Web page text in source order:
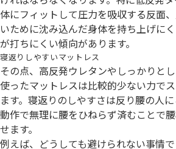
体にフィットして圧力を吸収する反面
いために沈み込んだ身体を持ち上げに
が打ちにくい傾向があります。
寝返りしやすいマットレス
その点、高反発ウレタンやしっかりと
使ったマットレスは比較的少ない力で
ます。寝返りのしやすさは反り腰の人
動作で無理に腰をひねらず済むことで
せます。
例えば、どうしても避けられない事情